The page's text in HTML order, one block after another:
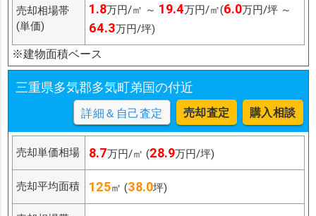
売却相場帯
(単価)
1.8万円/㎡ ～ 19.4万円/㎡(6.0万円/坪 ～
64.3万円/坪)
※建物面積ベース
三重県多気郡多気町弟国の付近
詳細＆自己査定 売却査定 購入相談
売却単価相場 8.7万円/㎡ (28.9万円/坪)
売却平均面積 125㎡ (38.0坪)